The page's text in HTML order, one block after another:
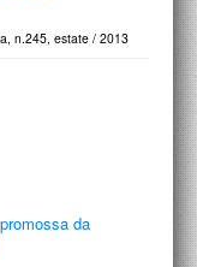
n.245, estate / 2013
da